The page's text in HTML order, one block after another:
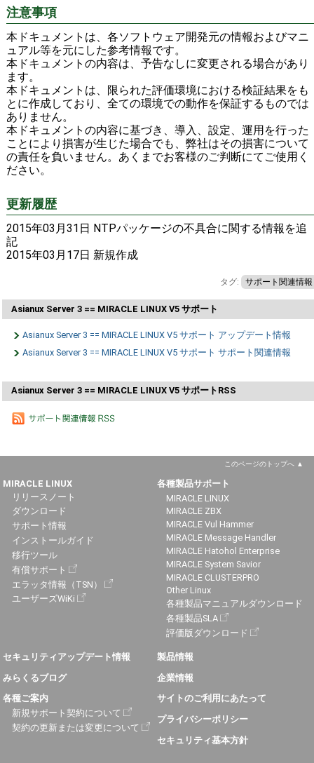
注意事項
本ドキュメントは、各ソフトウェア開発元の情報およびマニ
ュアル等を元にした参考情報です。
本ドキュメントの内容は、予告なしに変更される場合があり
ます。
本ドキュメントは、限られた評価環境における検証結果をも
とに作成しており、全ての環境での動作を保証するものでは
ありません。
本ドキュメントの内容に基づき、導入、設定、運用を行った
ことにより損害が生じた場合でも、弊社はその損害について
の責任を負いません。あくまでお客様のご判断にてご使用く
ださい。
更新履歴
2015年03月31日 NTPパッケージの不具合に関する情報を追
記
2015年03月17日 新規作成
タグ: サポート関連情報
Asianux Server 3 == MIRACLE LINUX V5 サポート
Asianux Server 3 == MIRACLE LINUX V5 サポート アップデート情報
Asianux Server 3 == MIRACLE LINUX V5 サポート サポート関連情報
Asianux Server 3 == MIRACLE LINUX V5 サポートRSS
このページのトップへ
MIRACLE LINUX
リリースノート
ダウンロード
サポート情報
インストールガイド
移行ツール
有償サポート
エラッタ情報（TSN）
ユーザーズWiKi
各種製品サポート
MIRACLE LINUX
MIRACLE ZBX
MIRACLE Vul Hammer
MIRACLE Message Handler
MIRACLE Hatohol Enterprise
MIRACLE System Savior
MIRACLE CLUSTERPRO
Other Linux
各種製品マニュアルダウンロード
各種製品SLA
評価版ダウンロード
セキュリティアップデート情報
みらくるブログ
各種ご案内
新規サポート契約について
契約の更新または変更について
製品情報
企業情報
サイトのご利用にあたって
プライバシーポリシー
セキュリティ基本方針